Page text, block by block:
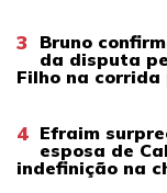
3 Bruno
da disputa
Filho na corrida
4 Efraim
esposa de
indefinição na